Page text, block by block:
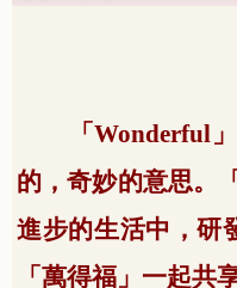
「Wonderful
的，奇妙的意思。
進步的生活中，研
「萬得福」一起共